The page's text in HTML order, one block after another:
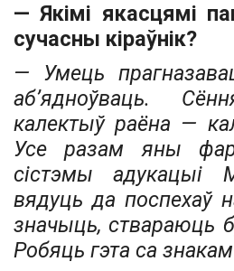
— Якімі якасцямі
сучасны кіраўнік?
— Умець
аб’ядноўваць.
калектыў раёна —
Усе разам яны
сістэмы адукацыі
вядуць да поспехаў
значыць, ствараюць
Робяць гэта са знакам